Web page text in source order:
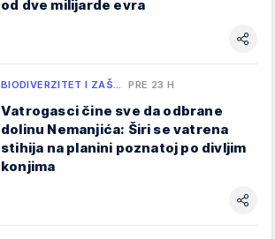
od dve milijarde evra
BIODIVERZITET I ZAŠ… PRE 23 H
Vatrogasci čine sve da odbrane
dolinu Nemanjića: Širi se vatrena
stihija na planini poznatoj po divljim
konjima